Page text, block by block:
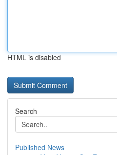
HTML is disabled
Search
Published News